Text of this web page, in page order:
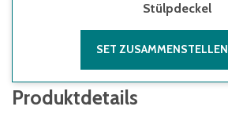
Stülpdeckel
SET ZUSAMMENSTELLEN
Produktdetails